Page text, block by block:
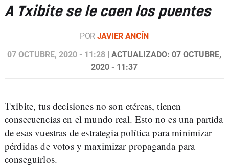
A Txibite se le caen los puentes
POR JAVIER ANCÍN
07 OCTUBRE, 2020 - 11:28 | ACTUALIZADO: 07 OCTUBRE,
2020 - 11:37
Txibite, tus decisiones no son etéreas, tienen
consecuencias en el mundo real. Esto no es una partida
de esas vuestras de estrategia política para minimizar
pérdidas de votos y maximizar propaganda para
conseguirlos.